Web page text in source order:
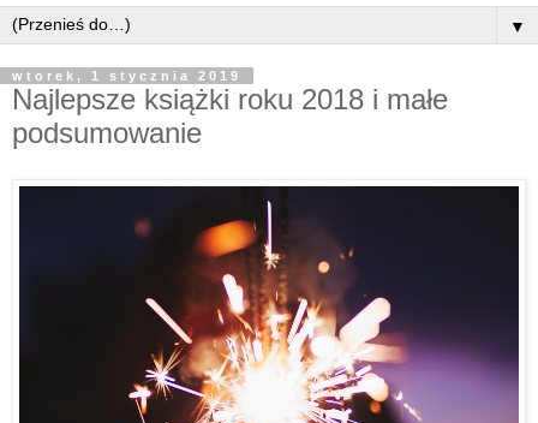
▼
wtorek, 1 stycznia 2019
Najlepsze książki roku 2018 i małe
podsumowanie